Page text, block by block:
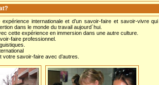
expérience internationale et d’un savoir-faire et savoir-vivre qui
dans le monde du travail aujourd´hui.
cette expérience en immersion dans une autre culture.
faire professionnel.
savoir-faire avec d’autres.